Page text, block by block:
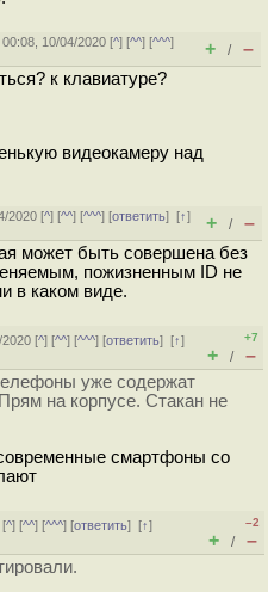
00:08, 10/04/2020 [^] [^^] [^^^]
+ / –
к клавиатуре?
видеокамеру над
2020 [^] [^^] [^^^] [ответить][↑]
+ / –
может быть совершена без
пожизненным ID не
в каком виде.
[^] [^^] [^^^] [ответить][↑]
+7
+ / –
уже содержат
на корпусе. Стакан не
смартфоны со
[^] [^^] [^^^] [ответить][↑]
–2
+ / –